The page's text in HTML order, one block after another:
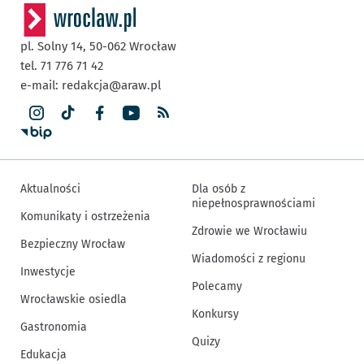
pl. Solny 14, 50-062 Wrocław
tel. 71 776 71 42
e-mail: redakcja@araw.pl
Aktualności
Komunikaty i ostrzeżenia
Bezpieczny Wrocław
Inwestycje
Wrocławskie osiedla
Gastronomia
Edukacja
Dla osób z
niepełnosprawnościami
Zdrowie we Wrocławiu
Wiadomości z regionu
Polecamy
Konkursy
Quizy